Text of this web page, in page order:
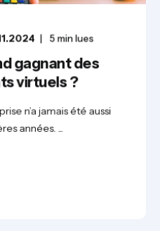
5min lues
gagnant des
virtuels ?
n’a jamais été aussi
années. ...